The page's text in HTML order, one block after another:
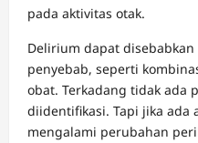
pada aktivitas otak.
Delirium dapat
penyebab, seperti
obat. Terkadang tidak ada
diidentifikasi. Tapi jika ada
mengalami perubahan